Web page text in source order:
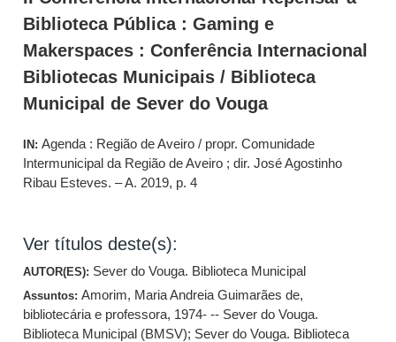
Biblioteca Pública : Gaming e
Makerspaces : Conferência Internacional
Bibliotecas Municipais / Biblioteca
Municipal de Sever do Vouga
IN:Agenda : Região de Aveiro / propr. Comunidade
Intermunicipal da Região de Aveiro ; dir. José Agostinho
Ribau Esteves. – A. 2019, p. 4
Ver títulos deste(s):
AUTOR(ES): Sever do Vouga. Biblioteca Municipal
Assuntos:Amorim, Maria Andreia Guimarães de,
bibliotecária e professora, 1974- -- Sever do Vouga.
Biblioteca Municipal (BMSV); Sever do Vouga. Biblioteca